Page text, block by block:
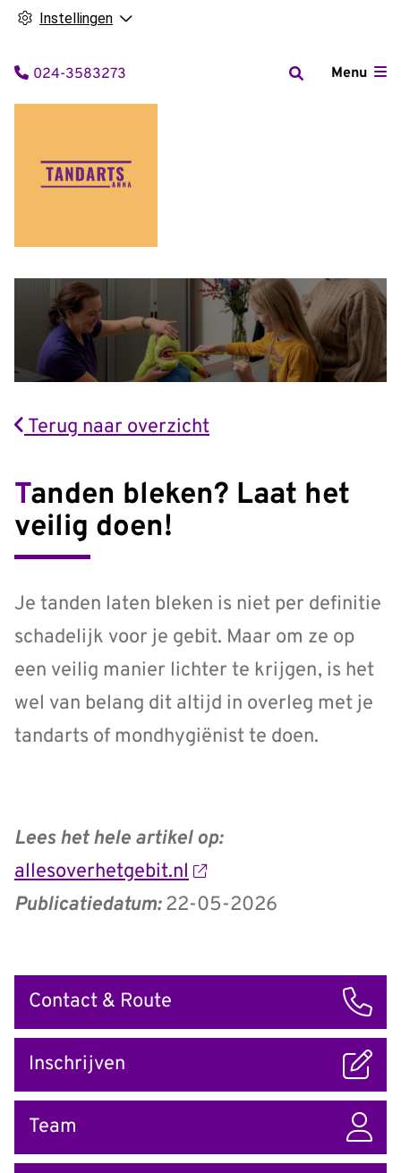
Instellingen
Menu
Tel:
024-3583273
Terug naar overzicht
Tanden bleken? Laat het
veilig doen!
Je tanden laten bleken is niet per definitie
schadelijk voor je gebit. Maar om ze op
een veilig manier lichter te krijgen, is het
wel van belang dit altijd in overleg met je
tandarts of mondhygiënist te doen.
Lees het hele artikel op:
allesoverhetgebit.nl
Publicatiedatum:22-05-2026
naar
Contact & Route
Inschrijven
Team